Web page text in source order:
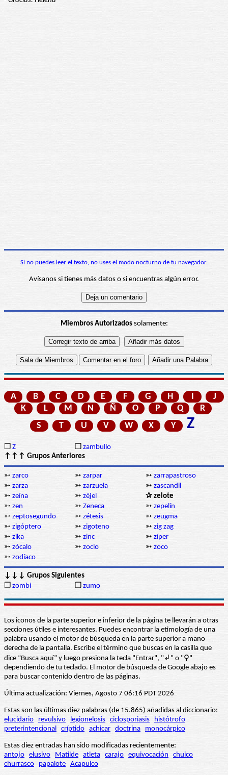
Si no puedes leer el texto, no uses el modo nocturno de tu navegador.
Avísanos si tienes más datos o si encuentras algún error.
Miembros Autorizadossolamente:
A B C D E F G H I
J
K
L M N Ñ O P Q
R
S
T U V W X Y Z
❒ Z ❒ zambullo
↑↑↑ Grupos Anteriores
➳ zarco ➳ zarpar ➳ zarrapastroso
➳ zarza ➳ zarzuela ➳ zascandil
➳ zeína ➳ zéjel
✰ zelote
➳ zen ➳ Zeneca ➳ zepelín
➳ zeptosegundo ➳ zétesis ➳ zeugma
➳ zigóptero ➳ zigoteno ➳ zig zag
➳ zika ➳ zinc ➳ zíper
➳ zócalo ➳ zoclo ➳ zoco
➳ zodíaco
↓↓↓ Grupos Siguientes
❒ zombi ❒ zumo
Los iconos de la parte superior e inferior de la página te llevarán a otras
secciones útiles e interesantes. Puedes encontrar la etimología de una
palabra usando el motor de búsqueda en la parte superior a mano
derecha de la pantalla. Escribe el término que buscas en la casilla que
dice “Busca aquí” y luego presiona la tecla "Entrar", "↲" o "⚲"
dependiendo de tu teclado. El motor de búsqueda de Google abajo es
para buscar contenido dentro de las páginas.
Última actualización: Viernes, Agosto 7 06:16 PDT 2026
Estas son las últimas diez palabras (de 15.865) añadidas al diccionario:
elucidario
revulsivo legionelosis ciclosporiasis
histótrofo
preterintencional críptido achicar doctrina monocárpico
Estas diez entradas han sido modificadas recientemente:
antojo elusivo Matilde atleta carajo equivocación
chuico
churrasco
papalote Acapulco